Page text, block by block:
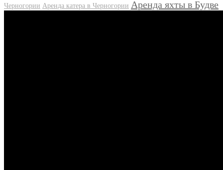
Черногории Аренда катера в Черногории Аренда яхты в Будве